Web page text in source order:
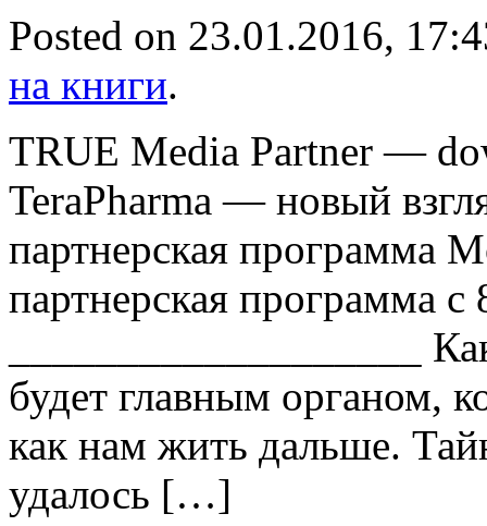
Posted on 23.01.2016,
на книги.
TRUE Media Partner —
TeraPharma — новый
партнерская программа
партнерская программа с
___________________
будет главным органом,
как нам жить дальше.
удалось […]